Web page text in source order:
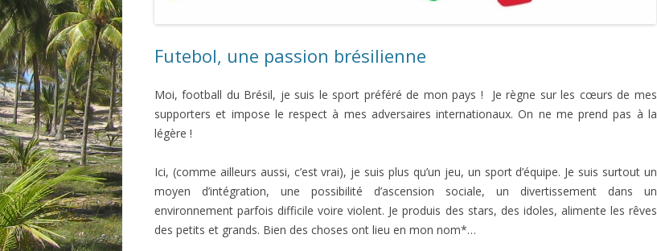
Futebol, une passion brésilienne
Moi, football du Brésil, je suis le sport préféré de mon pays ! Je règne sur les cœurs de mes
supporters et impose le respect à mes adversaires internationaux. On ne me prend pas à la
légère !
Ici, (comme ailleurs aussi, c’est vrai), je suis plus qu’un jeu, un sport d’équipe. Je suis surtout un
moyen d’intégration, une possibilité d’ascension sociale, un divertissement dans un
environnement parfois difficile voire violent. Je produis des stars, des idoles, alimente les rêves
des petits et grands. Bien des choses ont lieu en mon nom*…